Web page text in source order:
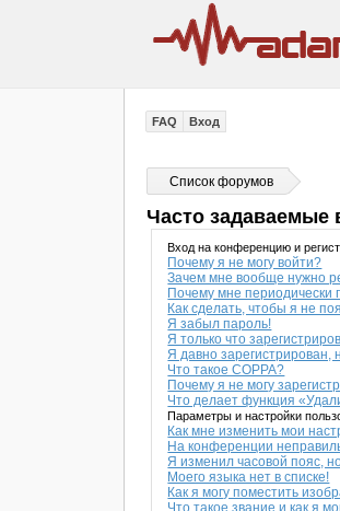
FAQ Вход
Список форумов
Часто задаваемые
Вход на конференцию и
Почему я не могу войти?
Зачем мне вообще нужно
Почему мне периодически
Как сделать, чтобы я не
Я забыл пароль!
Я только что
Я давно зарегистрирован,
Что такое COPPA?
Почему я не могу
Что делает функция
Параметры и настройки
Как мне изменить мои
На конференции
Я изменил часовой пояс,
Моего языка нет в списке!
Как я могу поместить
Что такое звание и как я